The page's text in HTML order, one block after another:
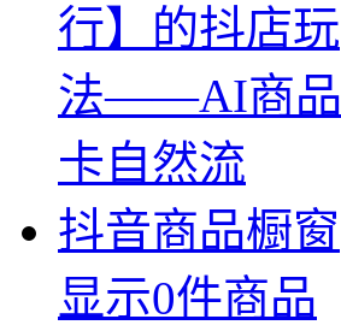
行】的抖店玩
法——AI商品
卡自然流
抖音商品橱窗
显示0件商品